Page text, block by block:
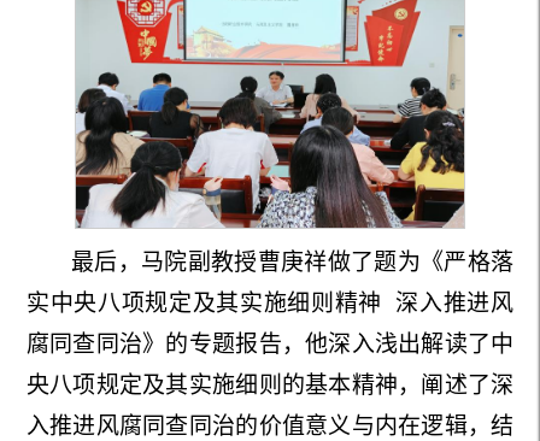
最后，马院副教授曹庚祥做了题为《严格落
实中央八项规定及其实施细则精神
深入推进风
腐同查同治》的专题报告，他深入浅出解读了中
央八项规定及其实施细则的基本精神，阐述了深
入推进风腐同查同治的价值意义与内在逻辑，结